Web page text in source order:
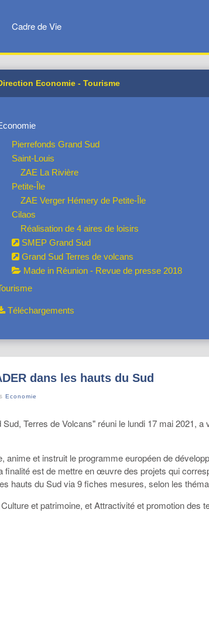
Cadre de Vie
Economie - Tourisme
Pierrefonds Grand Sud
Saint-Louis
ZAE La Rivière
Petite-Île
ZAE Verger Hémery de Petite-Île
Cilaos
Réalisation de 4 aires de loisirs
SMEP Grand Sud
Grand Sud Terres de volcans
Made in Réunion - Revue de presse 2018
Téléchargements
dans les hauts du Sud
Economie
Terres de Volcans" réuni le lundi 17 mai 2021, a
et instruit le programme européen de
est de mettre en œuvre des projets qui
hauts du Sud via 9 fiches mesures, selon les
et patrimoine, et Attractivité et promotion des